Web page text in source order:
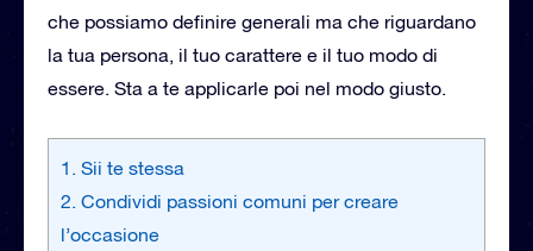
che possiamo definire generali ma che riguardano
la tua persona, il tuo carattere e il tuo modo di
essere. Sta a te applicarle poi nel modo giusto.
1. Sii te stessa
2. Condividi passioni comuni per creare
l’occasione